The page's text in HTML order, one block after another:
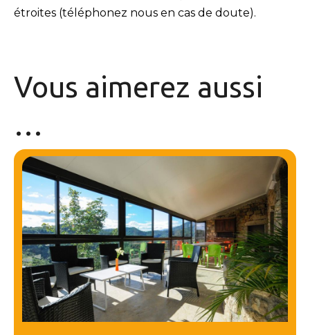
étroites (téléphonez nous en cas de doute).
Vous aimerez aussi
…